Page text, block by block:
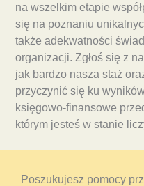
na wszelkim etapie
się na poznaniu
także adekwatności
organizacji. Zgłoś się z
jak bardzo nasza staż
przyczynić się ku
księgowo-finansowe
którym jesteś w stanie
Poszukujesz pomocy